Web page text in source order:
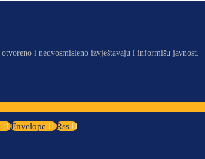
i nedvosmisleno izvještavaju i informišu javnost.
Envelope
Rss